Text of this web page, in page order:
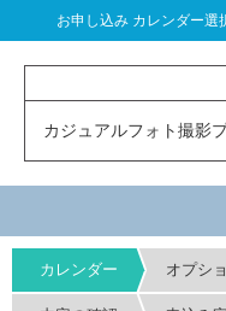
お申し込み カレンダー選
カジュアルフォト撮影
カレンダー オプシ